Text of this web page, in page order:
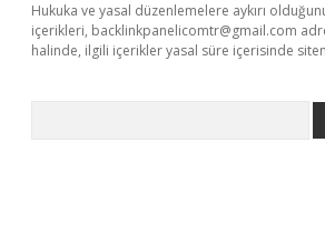
Hukuka ve yasal düzenlemelere aykırı
içerikleri, backlinkpanelicomtr@gmail.com
halinde, ilgili içerikler yasal süre içerisinde